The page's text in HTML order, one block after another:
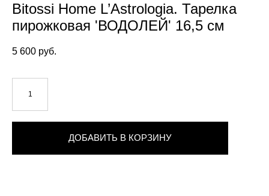
Bitossi Home L’Astrologia. Тарелка
пирожковая 'ВОДОЛЕЙ' 16,5 см
5 600 pуб.
ДОБАВИТЬ В КОРЗИНУ